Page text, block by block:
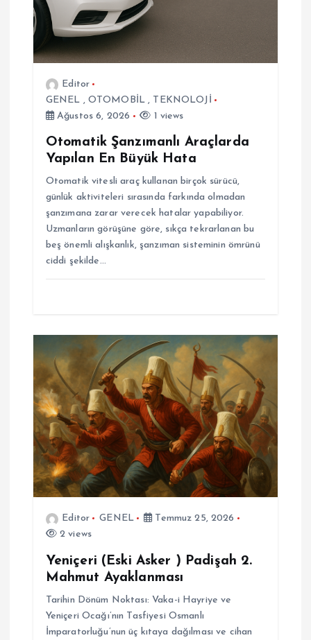
Editor
GENEL , OTOMOBİL , TEKNOLOJİ
Ağustos 6, 2026
1 views
Otomatik Şanzımanlı Araçlarda
Yapılan En Büyük Hata
Otomatik vitesli araç kullanan birçok sürücü,
günlük aktiviteleri sırasında farkında olmadan
şanzımana zarar verecek hatalar yapabiliyor.
Uzmanların görüşüne göre, sıkça tekrarlanan bu
beş önemli alışkanlık, şanzıman sisteminin ömrünü
ciddi şekilde…
Editor GENEL
Temmuz 25, 2026
2 views
Yeniçeri (Eski Asker ) Padişah 2.
Mahmut Ayaklanması
Tarihin Dönüm Noktası: Vaka-i Hayriye ve
Yeniçeri Ocağı’nın Tasfiyesi Osmanlı
İmparatorluğu’nun üç kıtaya dağılması ve cihan